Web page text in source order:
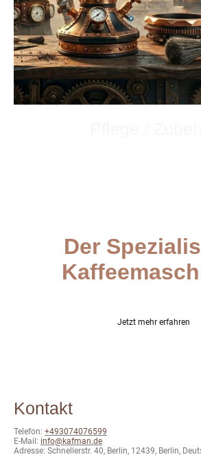
Der
Jetzt mehr erfahren
Kontakt
Telefon: +493074076599
E-Mail: info@kafman.de
Adresse: Schnellerstr. 40, Berlin, 12439, Berlin,